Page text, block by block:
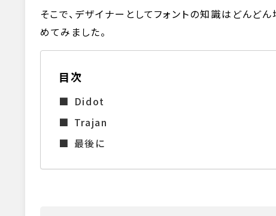
そこで、デザイナーとしてフォントの知識はどんど
めてみました。
目次
Didot
Trajan
最後に